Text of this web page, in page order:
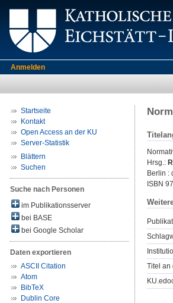
Anmelden
Startseite
Kontakt
Open Access an der KU
Server-Statistik
Blättern
Suchen
Suche nach Personen
im Publikationsserver
bei BASE
bei Google Scholar
Daten exportieren
ASCII Citation
Atom
BibTeX
Dublin Core
Hrsg.:
Berlin :
ISBN
Titel an